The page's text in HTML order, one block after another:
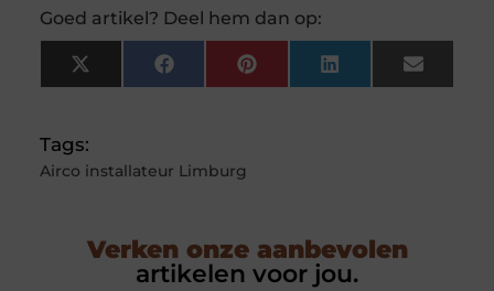
Goed artikel? Deel hem dan op:
X
(Twitter)
FacebookPinterestLinkedInEmail
Tags:
Airco installateur Limburg
Verken onze aanbevolen
artikelen voor jou.